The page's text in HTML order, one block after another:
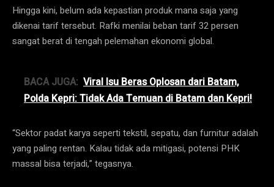
Hingga kini, belum ada kepastian produk mana saja yang
dikenai tarif tersebut. Rafki menilai beban tarif 32 persen
sangat berat di tengah pelemahan ekonomi global.
BACA JUGA: Viral Isu Beras Oplosan dari Batam,
Polda Kepri: Tidak Ada Temuan di Batam dan Kepri!
“Sektor padat karya seperti tekstil, sepatu, dan furnitur adalah
yang paling rentan. Kalau tidak ada mitigasi, potensi PHK
massal bisa terjadi,” tegasnya.